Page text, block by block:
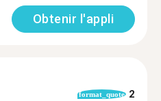
Obtenir l'appli
format_quote 2